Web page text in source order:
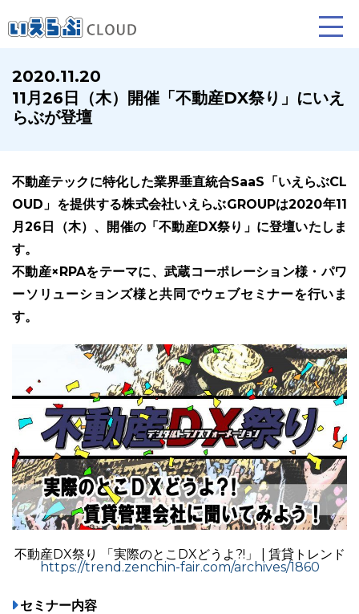
賃貸仲介
ホームページ制作について
ユーザーインタビュー ホームページ制作実績
2020.11.20
11⽉26日（木）開催「不動産DX祭り」にいえ
らぶが登壇
不動産テックに特化した業界垂直統合SaaS「いえらぶCL
OUD」を提供する株式会社いえらぶGROUPは2020年11
⽉26日（木）、開催の「不動産DX祭り」に登壇いたしま
す。
不動産×RPAをテーマに、武蔵コーポレーション様・パワ
ーソリューションズ様と共同でウェブセミナーを行いま
す。
不動産DX祭り 「実際のとこDXどうよ?!」 | 賃貸トレンド
https://trend.zenchin-fair.com/archives/1860
セミナー内容